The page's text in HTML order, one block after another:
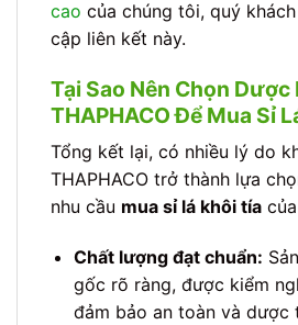
cao của chúng tôi, quý
cập liên kết này.
Tại Sao Nên Chọn Dược
THAPHACO Để Mua Sỉ
Tổng kết lại, có nhiều lý do
THAPHACO trở thành lựa
nhu cầu mua sỉ lá khôi tía
Chất lượng đạt chuẩn:
gốc rõ ràng, được kiểm
đảm bảo an toàn và dược